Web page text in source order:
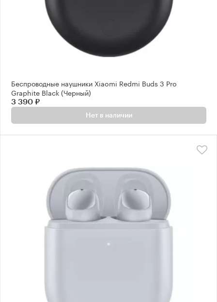
Беспроводные наушники Xiaomi Redmi Buds 3 Pro
Graphite Black (Черный)
3 390 ₽
Нет в наличии